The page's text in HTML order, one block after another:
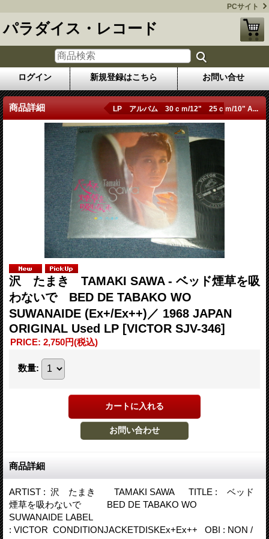
PCサイト
パラダイス・レコード
ログイン 新規登録はこちら お問い合せ
商品詳細 LP アルバム 30ｃｍ/12" 25ｃｍ/10" A...
沢 たまき TAMAKI SAWA - ベッド煙草を吸
わないで BED DE TABAKO WO
SUWANAIDE (Ex+/Ex++)／ 1968 JAPAN
ORIGINAL Used LP [VICTOR SJV-346]
PRICE: 2,750円(税込)
数量:
商品詳細
ARTIST : 沢 たまき TAMAKI SAWA TITLE : ベッド
煙草を吸わないで BED DE TABAKO WO
SUWANAIDE LABEL
: VICTOR CONDITIONJACKETDISKEx+Ex++ OBI : NON /